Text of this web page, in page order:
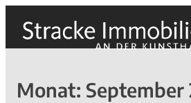
Monat: September